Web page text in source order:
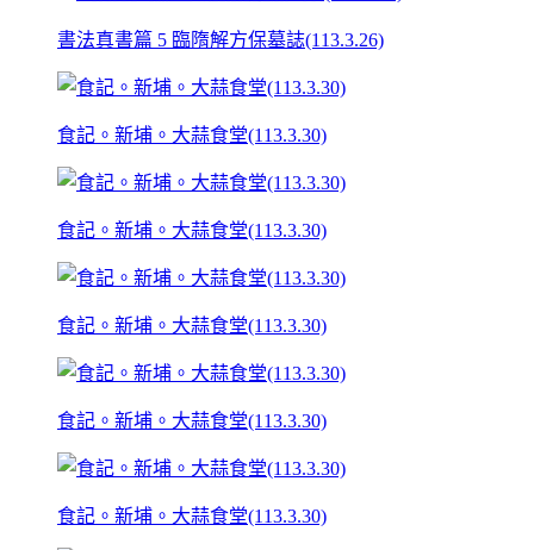
書法真書篇 5 臨隋解方保墓誌(113.3.26)
食記。新埔。大蒜食堂(113.3.30)
食記。新埔。大蒜食堂(113.3.30)
食記。新埔。大蒜食堂(113.3.30)
食記。新埔。大蒜食堂(113.3.30)
食記。新埔。大蒜食堂(113.3.30)